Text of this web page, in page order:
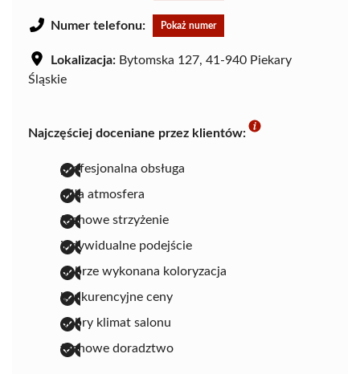
Numer telefonu: Pokaż numer
Lokalizacja: Bytomska 127, 41-940 Piekary
Śląskie
Najczęściej doceniane przez klientów:
profesjonalna obsługa
miła atmosfera
fachowe strzyżenie
indywidualne podejście
dobrze wykonana koloryzacja
konkurencyjne ceny
dobry klimat salonu
fachowe doradztwo